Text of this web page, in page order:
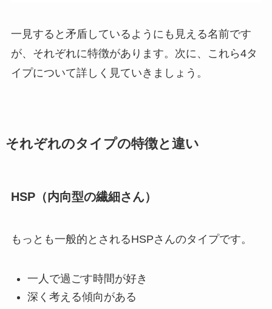
一見すると矛盾しているようにも見える名前です
が、それぞれに特徴があります。次に、これら4タ
イプについて詳しく見ていきましょう。
それぞれのタイプの特徴と違い
HSP（内向型の繊細さん）
もっとも一般的とされるHSPさんのタイプです。
一人で過ごす時間が好き
深く考える傾向がある